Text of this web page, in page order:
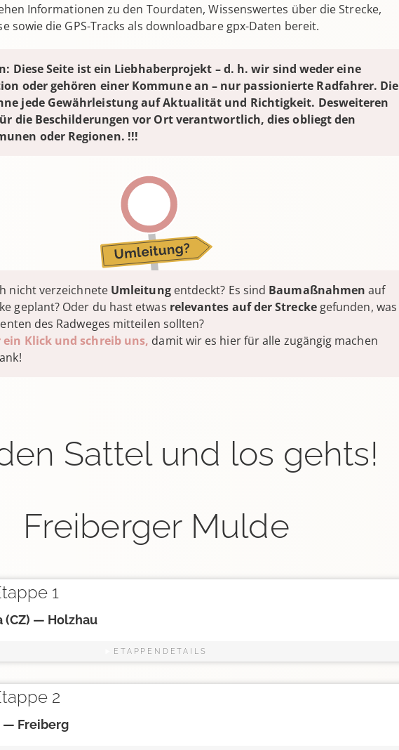
Informationen zu den Tourdaten, Wissenswertes über die Strecke,
sowie die GPS-Tracks als downloadbare gpx-Daten bereit.
Diese Seite ist ein Liebhaberprojekt – d. h. wir sind weder eine
oder gehören einer Kommune an – nur passionierte Radfahrer. Die
jede Gewährleistung auf Aktualität und Richtigkeit. Desweiteren
die Beschilderungen vor Ort verantwortlich, dies obliegt den
oder Regionen. !!!
nicht verzeichnete Umleitungentdeckt? Es sind Baumaßnahmen auf
geplant? Oder du hast etwas relevantes auf der Streckegefunden, was
des Radweges mitteilen sollten?
Klick und schreib uns, damit wir es hier für alle zugängig machen
Sattel und los gehts!
Freiberger Mulde
1
(CZ) — Holzhau
ETAPPENDETAILS
2
— Freiberg